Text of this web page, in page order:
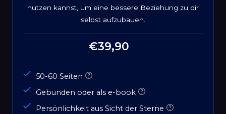
nutzen kannst, um eine bessere Beziehung zu dir
selbst aufzubauen.
Normaler
€39,90
50-60 Seiten
Gebunden oder als e-book
Persönlichkeit aus Sicht der Sterne